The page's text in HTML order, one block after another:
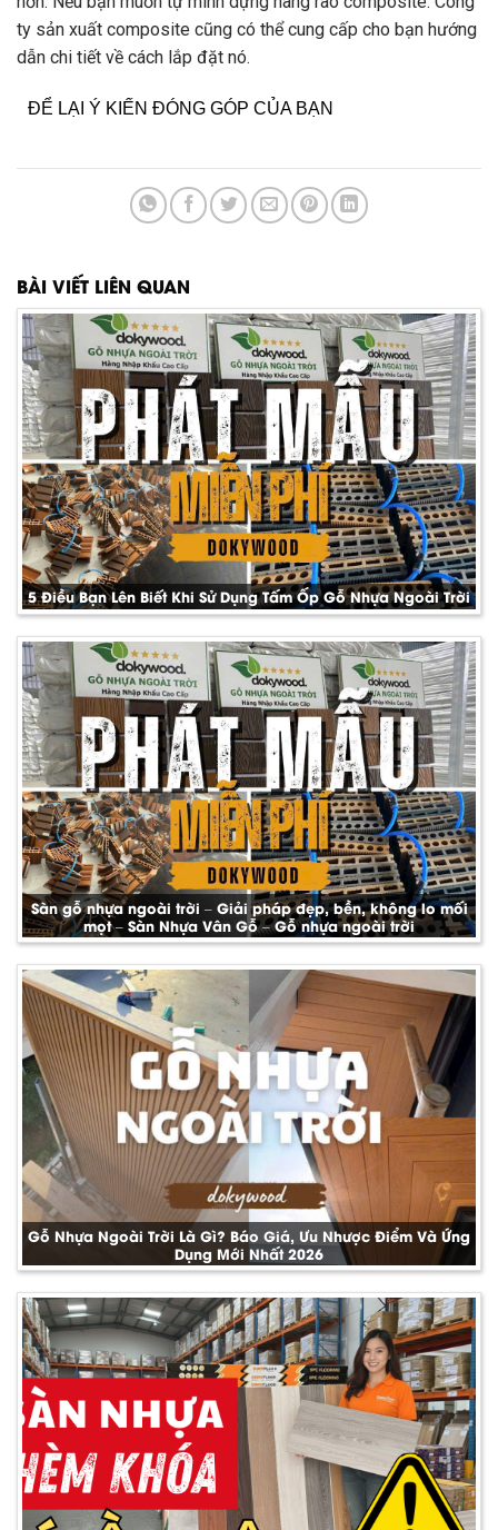
ty sản xuất composite cũng có thể cung cấp cho bạn hướng
dẫn chi tiết về cách lắp đặt nó.
ĐỂ LẠI Ý KIẾN ĐÓNG GÓP CỦA BẠN
BÀI VIẾT LIÊN QUAN
5 Điều Bạn Lên Biết Khi Sử Dụng Tấm Ốp Gỗ Nhựa Ngoài Trời
Sàn gỗ nhựa ngoài trời – Giải pháp đẹp, bền, không lo mối
mọt – Sàn Nhựa Vân Gỗ – Gỗ nhựa ngoài trời
Gỗ Nhựa Ngoài Trời Là Gì? Báo Giá, Ưu Nhược Điểm Và Ứng
Dụng Mới Nhất 2026